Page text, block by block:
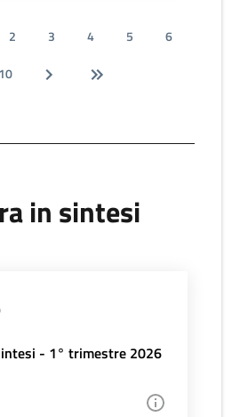
2 3 4 5
6
10
in sintesi
- 1° trimestre 2026